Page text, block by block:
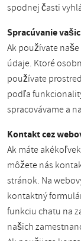
spodnej časti
Spracúvanie
Ak používate
údaje. Ktoré
používate
podľa
spracovávame a
Kontakt cez
Ak máte
môžete nás
stránok. Na
kontaktný
funkciu chatu na
našich